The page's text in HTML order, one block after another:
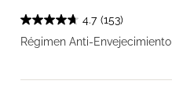
4.7 (153)
Régimen Anti-Envejecimiento